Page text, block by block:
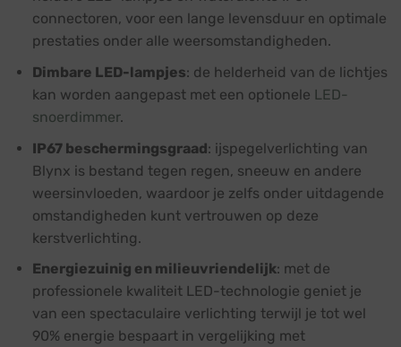
connectoren, voor een lange levensduur en optimale
prestaties onder alle weersomstandigheden.
Dimbare LED-lampjes: de helderheid van de lichtjes
kan worden aangepast met een optionele LED-
snoerdimmer.
IP67 beschermingsgraad: ijspegelverlichting van
Blynx is bestand tegen regen, sneeuw en andere
weersinvloeden, waardoor je zelfs onder uitdagende
omstandigheden kunt vertrouwen op deze
kerstverlichting.
Energiezuinig en milieuvriendelijk: met de
professionele kwaliteit LED-technologie geniet je
van een spectaculaire verlichting terwijl je tot wel
90% energie bespaart in vergelijking met